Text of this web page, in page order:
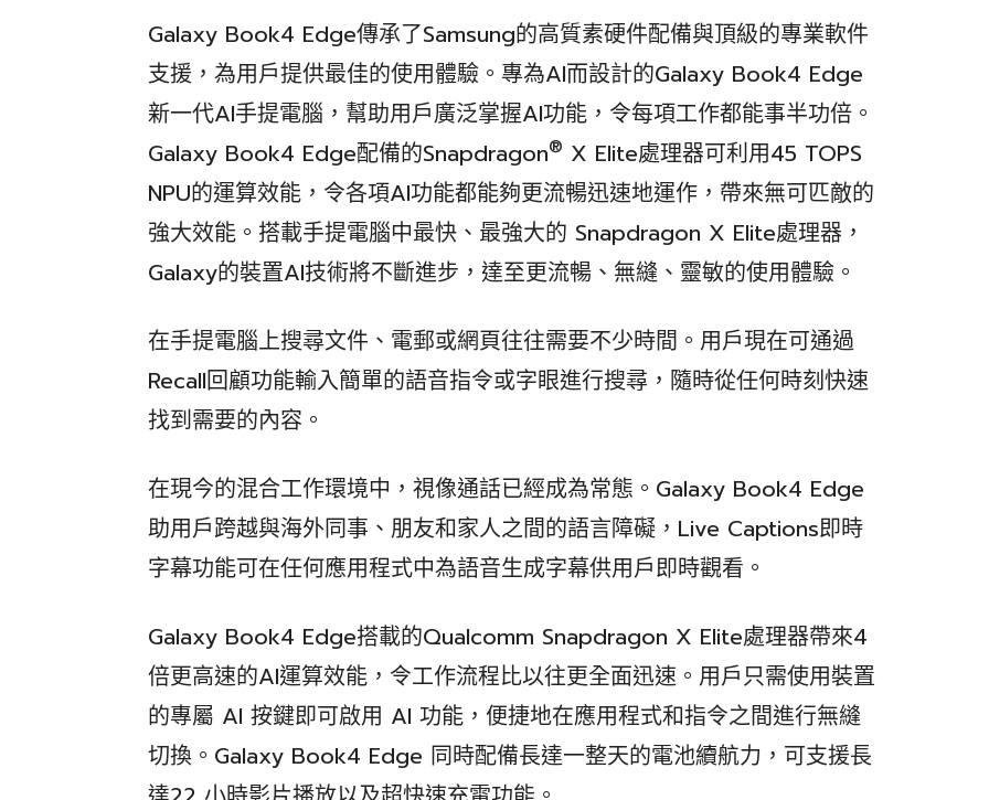
Galaxy Book4 Edge傳承了Samsung的高質素硬件配備與頂級的專業軟件
支援，為用戶提供最佳的使用體驗。專為AI而設計的Galaxy Book4 Edge
新一代AI手提電腦，幫助用戶廣泛掌握AI功能，令每項工作都能事半功倍。
Galaxy Book4 Edge配備的Snapdragon® X Elite處理器可利用45 TOPS
NPU的運算效能，令各項AI功能都能夠更流暢迅速地運作，帶來無可匹敵的
強大效能。搭載手提電腦中最快、最強大的 Snapdragon X Elite處理器，
Galaxy的裝置AI技術將不斷進步，達至更流暢、無縫、靈敏的使用體驗。
在手提電腦上搜尋文件、電郵或網頁往往需要不少時間。用戶現在可通過
Recall回顧功能輸入簡單的語音指令或字眼進行搜尋，隨時從任何時刻快速
找到需要的內容。
在現今的混合工作環境中，視像通話已經成為常態。Galaxy Book4 Edge
助用戶跨越與海外同事、朋友和家人之間的語言障礙，Live Captions即時
字幕功能可在任何應用程式中為語音生成字幕供用戶即時觀看。
Galaxy Book4 Edge搭載的Qualcomm Snapdragon X Elite處理器帶來4
倍更高速的AI運算效能，令工作流程比以往更全面迅速。用戶只需使用裝置
的專屬 AI 按鍵即可啟用 AI 功能，便捷地在應用程式和指令之間進行無縫
切換。Galaxy Book4 Edge 同時配備長達一整天的電池續航力，可支援長